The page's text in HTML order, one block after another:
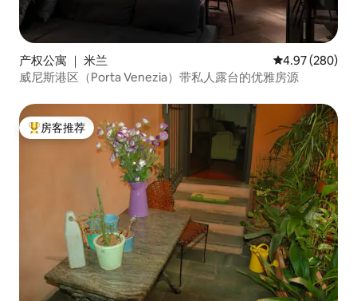
产权公寓 ｜ 米兰 平均评分 4.97
4.97 (280)
威尼斯港区（Porta Venezia）带私人露台的优雅房源
热门「房客推荐」
房客推荐